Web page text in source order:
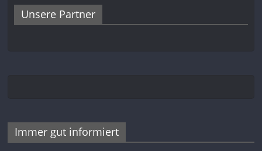
Unsere Partner
Immer gut informiert